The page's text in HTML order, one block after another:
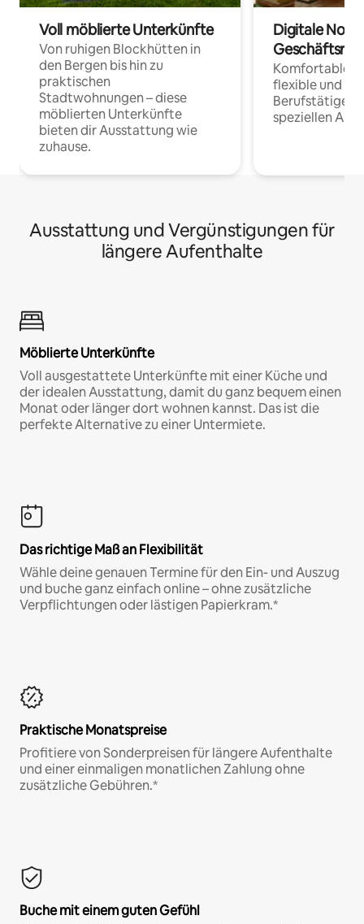
Voll möblierte Unterkünfte
Von ruhigen Blockhütten in
den Bergen bis hin zu
praktischen
Stadtwohnungen – diese
möblierten Unterkünfte
bieten dir Ausstattung wie
zuhause.
Digitale
Komfortable
flexible und
Berufstätige
speziellen
Ausstattung und Vergünstigungen für
längere Aufenthalte
Möblierte Unterkünfte
Voll ausgestattete Unterkünfte mit einer Küche und
der idealen Ausstattung, damit du ganz bequem einen
Monat oder länger dort wohnen kannst. Das ist die
perfekte Alternative zu einer Untermiete.
Das richtige Maß an Flexibilität
Wähle deine genauen Termine für den Ein- und Auszug
und buche ganz einfach online – ohne zusätzliche
Verpflichtungen oder lästigen Papierkram.*
Praktische Monatspreise
Profitiere von Sonderpreisen für längere Aufenthalte
und einer einmaligen monatlichen Zahlung ohne
zusätzliche Gebühren.*
Buche mit einem guten Gefühl